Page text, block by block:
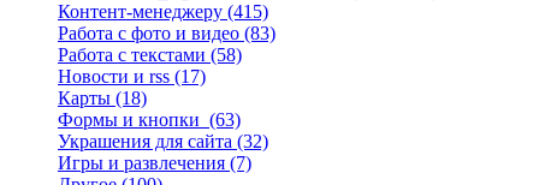
Контент-менеджеру (415)
Работа с фото и видео (83)
Работа с текстами (58)
Новости и rss (17)
Карты (18)
Формы и кнопки (63)
Украшения для сайта (32)
Игры и развлечения (7)